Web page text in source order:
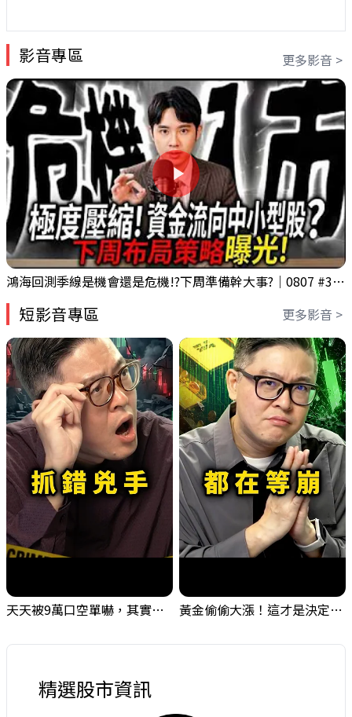
影音專區 更多影音 >
鴻海回測季線是機會還是危機!?下周準備幹大事?｜0807 #3661 #2317 #2317鴻海
短影音專區 更多影音 >
天天被9萬口空單嚇，其實你盯錯地方了｜Mr.Jimmy高志銘 #台股 #外資期貨 #融資 黃金偷偷大漲！這才是決定台股生死的「真風向球」！｜Mr.Jimmy高志銘 #黃金 #美元指數 #聯準會
精選股市資訊